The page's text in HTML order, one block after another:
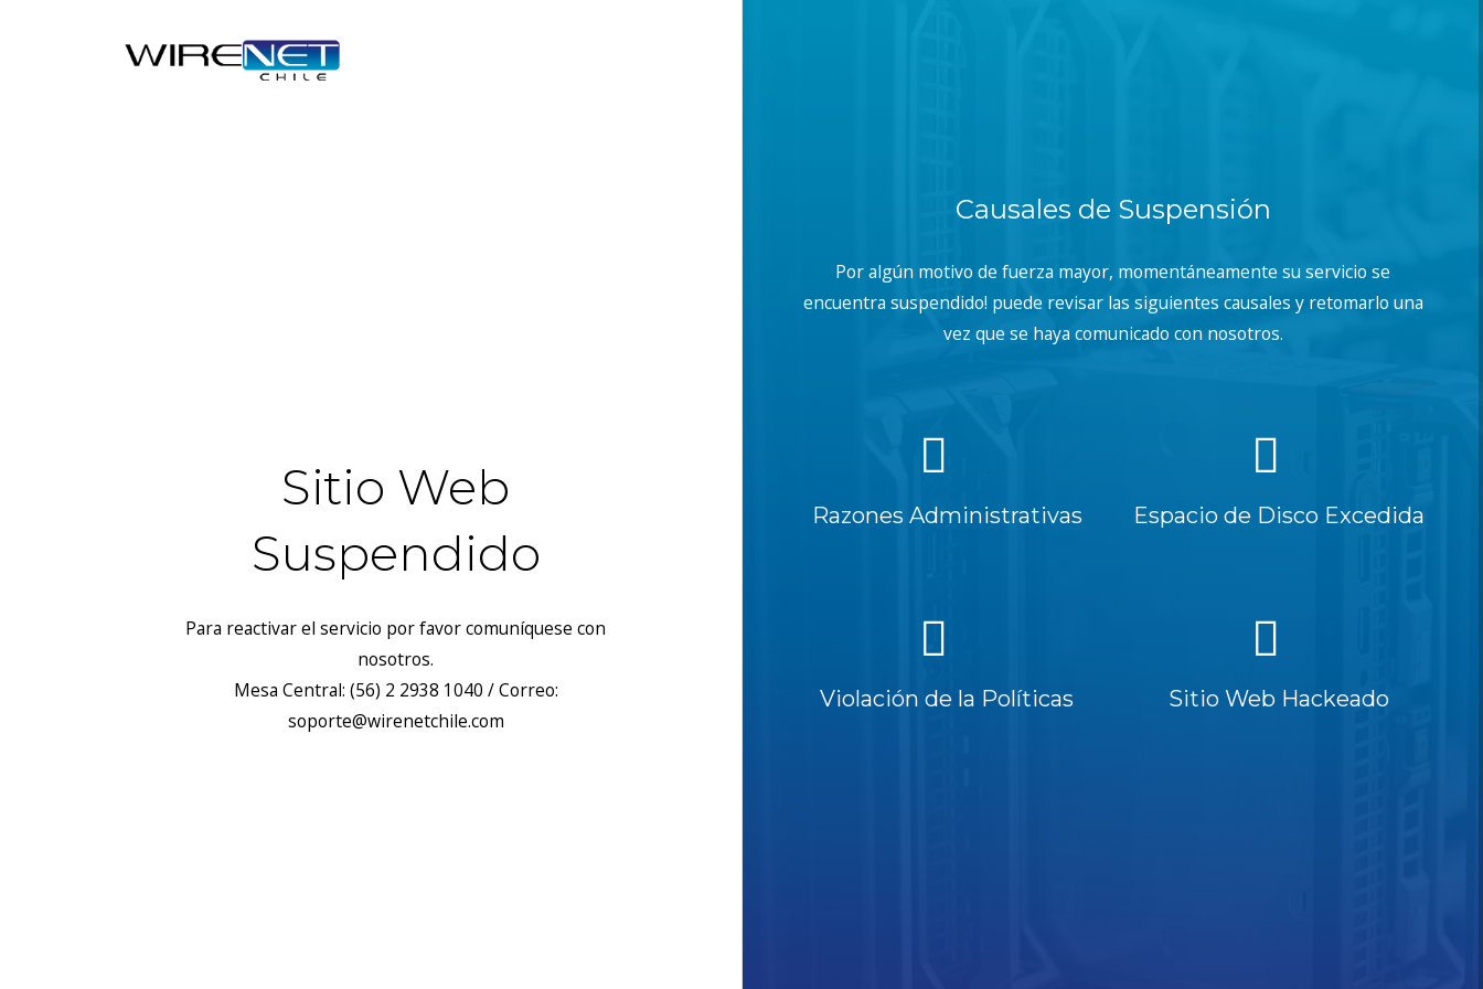
Sitio Web
Suspendido
Para reactivar el servicio por favor comuníquese con
nosotros.
Mesa Central: (56) 2 2938 1040 / Correo:
soporte@wirenetchile.com
Causales de Suspensión
Por algún motivo de fuerza mayor, momentáneamente su servicio se
encuentra suspendido! puede revisar las siguientes causales y retomarlo una
vez que se haya comunicado con nosotros.
Razones Administrativas Espacio de Disco Excedida
Violación de la Políticas Sitio Web Hackeado